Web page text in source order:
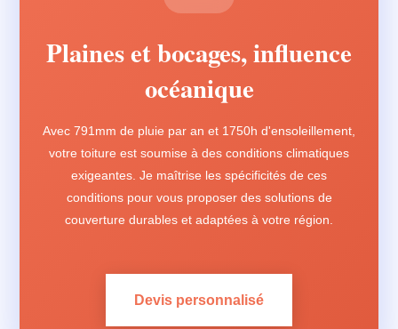
Plaines et bocages, influence
océanique
Avec 791mm de pluie par an et 1750h d'ensoleillement,
votre toiture est soumise à des conditions climatiques
exigeantes. Je maîtrise les spécificités de ces
conditions pour vous proposer des solutions de
couverture durables et adaptées à votre région.
Devis personnalisé